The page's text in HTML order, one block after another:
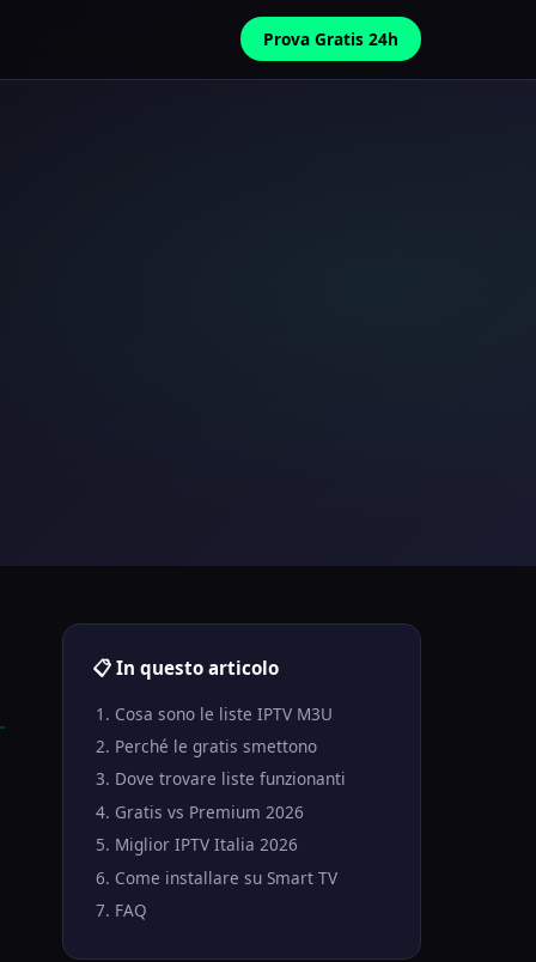
Prova Gratis 24h
📋 In questo articolo
Cosa sono le liste IPTV M3U
Perché le gratis smettono
Dove trovare liste funzionanti
Gratis vs Premium 2026
Miglior IPTV Italia 2026
Come installare su Smart TV
FAQ